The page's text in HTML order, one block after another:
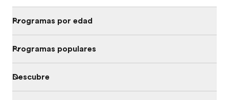
Programas por edad
Programas populares
Descubre